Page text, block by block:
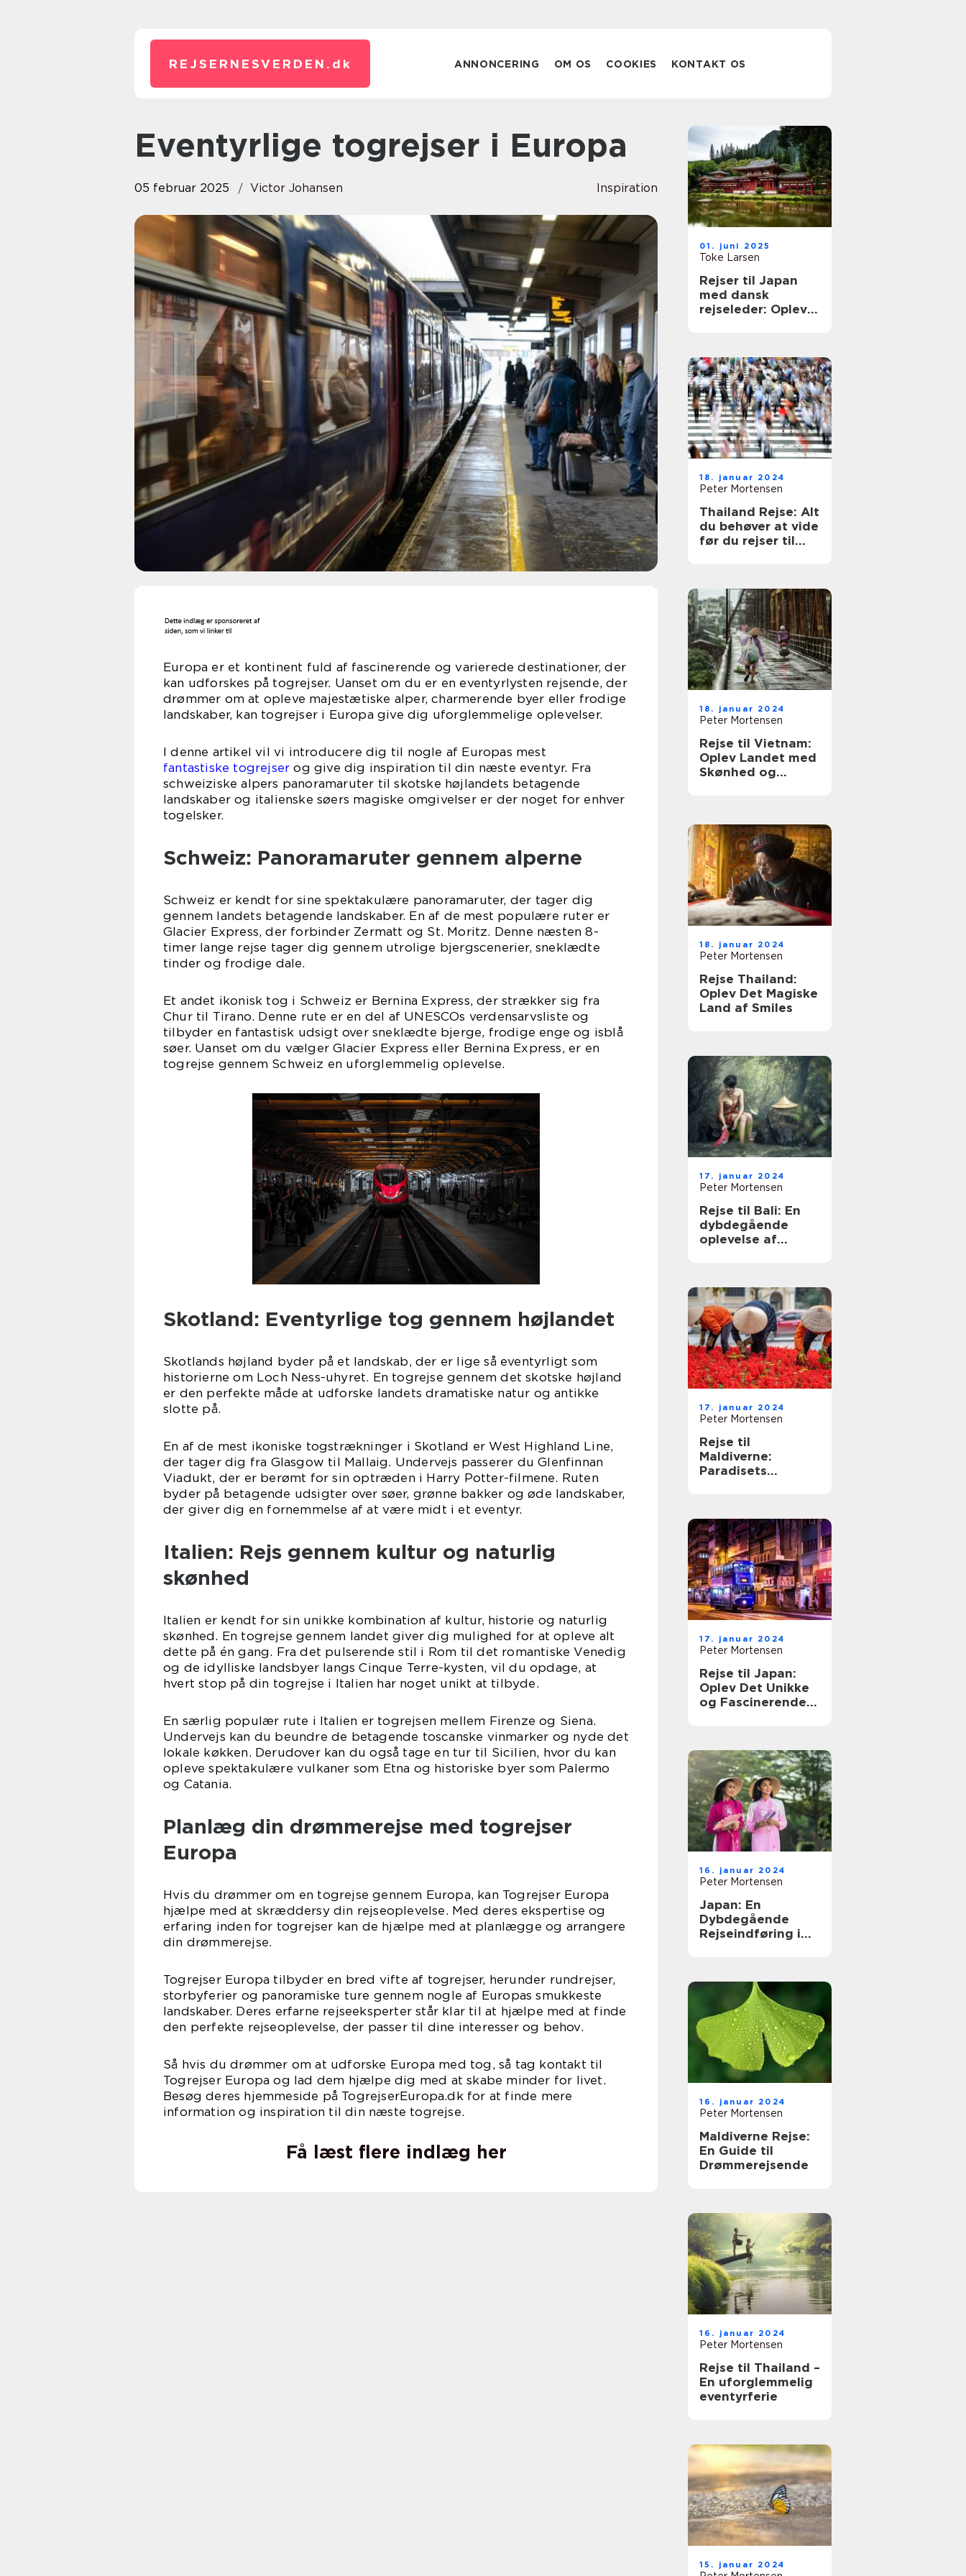
REJSERNESVERDEN. dk ANNONCERING OM OS COOKIES KONTAKT OS
Eventyrlige togrejser i Europa
05 februar 2025 Victor Johansen Inspiration
Europa er et kontinent fuld af fascinerende og varierede destinationer, der
kan udforskes på togrejser. Uanset om du er en eventyrlysten rejsende, der
drømmer om at opleve majestætiske alper, charmerende byer eller frodige
landskaber, kan togrejser i Europa give dig uforglemmelige oplevelser.
I denne artikel vil vi introducere dig til nogle af Europas mest
fantastiske togrejser og give dig inspiration til din næste eventyr. Fra
schweiziske alpers panoramaruter til skotske højlandets betagende
landskaber og italienske søers magiske omgivelser er der noget for enhver
togelsker.
Schweiz: Panoramaruter gennem alperne
Schweiz er kendt for sine spektakulære panoramaruter, der tager dig
gennem landets betagende landskaber. En af de mest populære ruter er
Glacier Express, der forbinder Zermatt og St. Moritz. Denne næsten 8-
timer lange rejse tager dig gennem utrolige bjergscenerier, sneklædte
tinder og frodige dale.
Et andet ikonisk tog i Schweiz er Bernina Express, der strækker sig fra
Chur til Tirano. Denne rute er en del af UNESCOs verdensarvsliste og
tilbyder en fantastisk udsigt over sneklædte bjerge, frodige enge og isblå
søer. Uanset om du vælger Glacier Express eller Bernina Express, er en
togrejse gennem Schweiz en uforglemmelig oplevelse.
Skotland: Eventyrlige tog gennem højlandet
Skotlands højland byder på et landskab, der er lige så eventyrligt som
historierne om Loch Ness-uhyret. En togrejse gennem det skotske højland
er den perfekte måde at udforske landets dramatiske natur og antikke
slotte på.
En af de mest ikoniske togstrækninger i Skotland er West Highland Line,
der tager dig fra Glasgow til Mallaig. Undervejs passerer du Glenfinnan
Viadukt, der er berømt for sin optræden i Harry Potter-filmene. Ruten
byder på betagende udsigter over søer, grønne bakker og øde landskaber,
der giver dig en fornemmelse af at være midt i et eventyr.
Italien: Rejs gennem kultur og naturlig
skønhed
Italien er kendt for sin unikke kombination af kultur, historie og naturlig
skønhed. En togrejse gennem landet giver dig mulighed for at opleve alt
dette på én gang. Fra det pulserende stil i Rom til det romantiske Venedig
og de idylliske landsbyer langs Cinque Terre-kysten, vil du opdage, at
hvert stop på din togrejse i Italien har noget unikt at tilbyde.
En særlig populær rute i Italien er togrejsen mellem Firenze og Siena.
Undervejs kan du beundre de betagende toscanske vinmarker og nyde det
lokale køkken. Derudover kan du også tage en tur til Sicilien, hvor du kan
opleve spektakulære vulkaner som Etna og historiske byer som Palermo
og Catania.
Planlæg din drømmerejse med togrejser
Europa
Hvis du drømmer om en togrejse gennem Europa, kan Togrejser Europa
hjælpe med at skræddersy din rejseoplevelse. Med deres ekspertise og
erfaring inden for togrejser kan de hjælpe med at planlægge og arrangere
din drømmerejse.
Togrejser Europa tilbyder en bred vifte af togrejser, herunder rundrejser,
storbyferier og panoramiske ture gennem nogle af Europas smukkeste
landskaber. Deres erfarne rejseeksperter står klar til at hjælpe med at finde
den perfekte rejseoplevelse, der passer til dine interesser og behov.
Så hvis du drømmer om at udforske Europa med tog, så tag kontakt til
Togrejser Europa og lad dem hjælpe dig med at skabe minder for livet.
Besøg deres hjemmeside på TogrejserEuropa.dk for at finde mere
information og inspiration til din næste togrejse.
Få læst flere indlæg her
01. juni 2025
Toke Larsen
Rejser til Japan
med dansk
rejseleder: Oplev
18. januar 2024
Peter Mortensen
Thailand Rejse: Alt
du behøver at vide
før du rejser til
18. januar 2024
Peter Mortensen
Rejse til Vietnam:
Oplev Landet med
Skønhed og
18. januar 2024
Peter Mortensen
Rejse Thailand:
Oplev Det Magiske
Land af Smiles
17. januar 2024
Peter Mortensen
Rejse til Bali: En
dybdegående
oplevelse af
17. januar 2024
Peter Mortensen
Rejse til
Maldiverne:
Paradisets
17. januar 2024
Peter Mortensen
Rejse til Japan:
Oplev Det Unikke
og Fascinerende
16. januar 2024
Peter Mortensen
Japan: En
Dybdegående
Rejseindføring i
16. januar 2024
Peter Mortensen
Maldiverne Rejse:
En Guide til
Drømmerejsende
16. januar 2024
Peter Mortensen
Rejse til Thailand –
En uforglemmelig
eventyrferie
15. januar 2024